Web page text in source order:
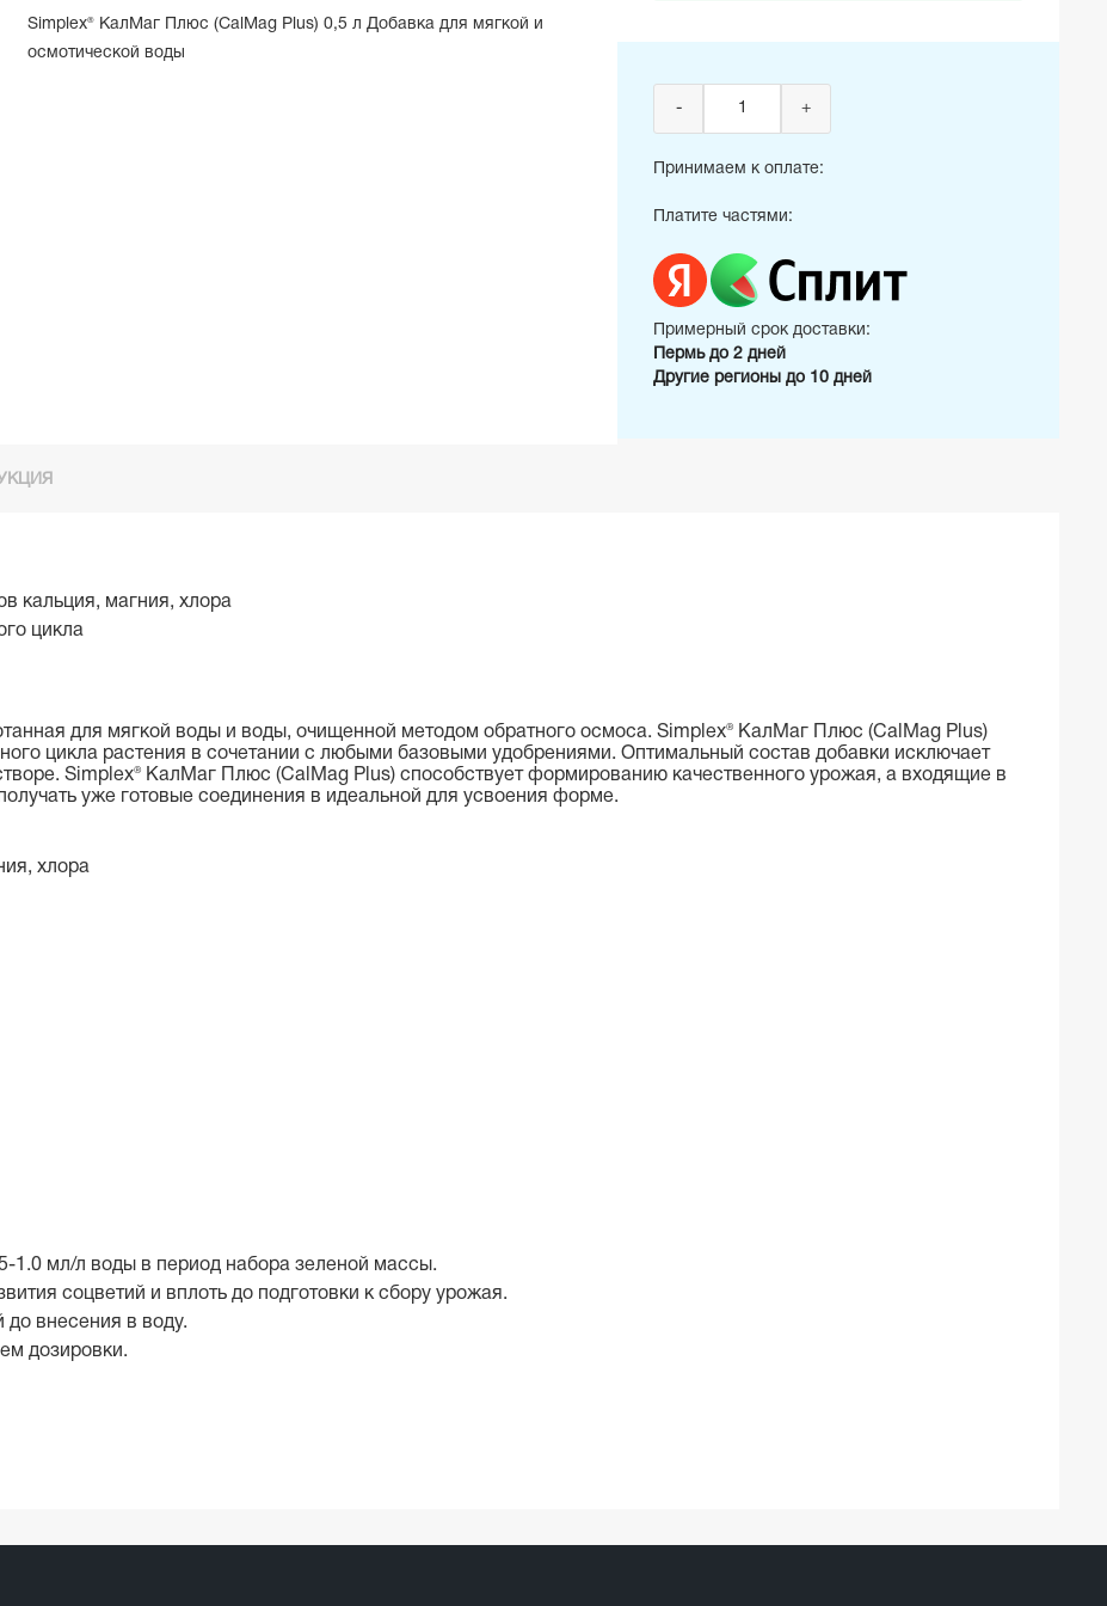
Simplex® КалМаг Плюс (CalMag Plus) 0,5 л Добавка для мягкой и
осмотической воды
- +
Принимаем к оплате:
Платите частями:
Примерный срок доставки:
Пермь до 2 дней
Другие регионы до 10 дней
кальция, магния, хлора
цикла
для мягкой воды и воды, очищенной методом обратного осмоса. Simplex® КалМаг Плюс (CalMag Plus)
цикла растения в сочетании с любыми базовыми удобрениями. Оптимальный состав добавки исключает
Simplex® КалМаг Плюс (CalMag Plus) способствует формированию качественного урожая, а входящие в
уже готовые соединения в идеальной для усвоения форме.
хлора
1.0 мл/л воды в период набора зеленой массы.
соцветий и вплоть до подготовки к сбору урожая.
внесения в воду.
дозировки.